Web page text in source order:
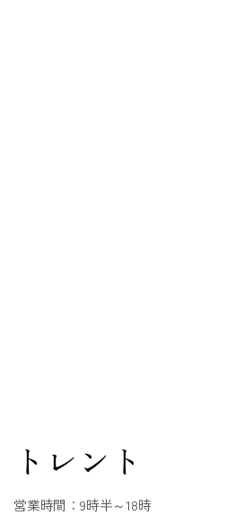
トレント
営業時間：9時半～18時